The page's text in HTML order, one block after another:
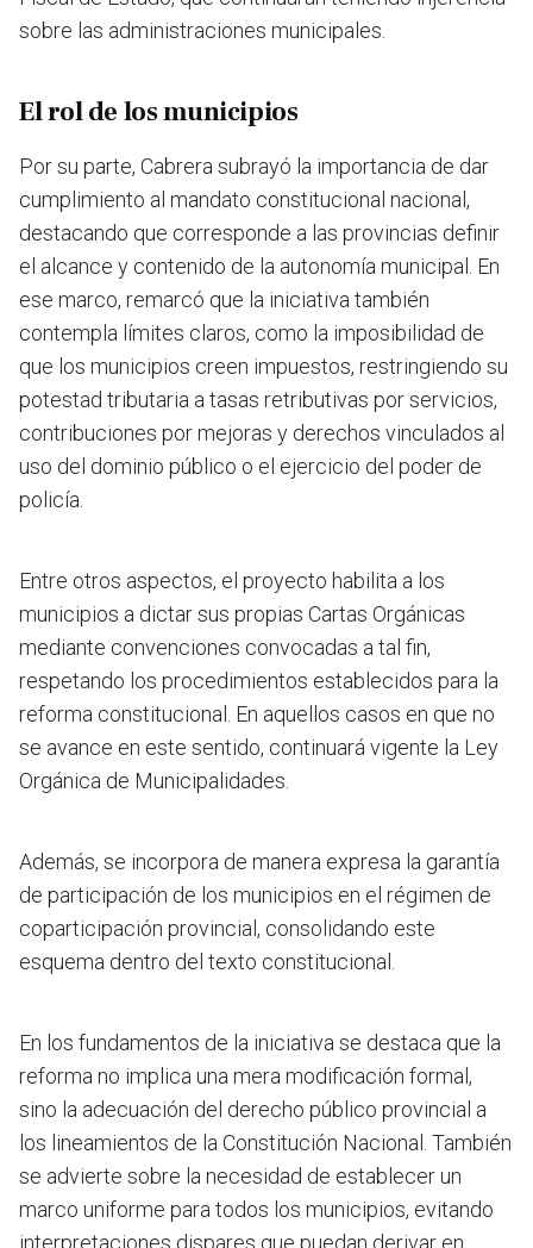
sobre las administraciones municipales.
El rol de los municipios
Por su parte, Cabrera subrayó la importancia de dar
cumplimiento al mandato constitucional nacional,
destacando que corresponde a las provincias definir
el alcance y contenido de la autonomía municipal. En
ese marco, remarcó que la iniciativa también
contempla límites claros, como la imposibilidad de
que los municipios creen impuestos, restringiendo su
potestad tributaria a tasas retributivas por servicios,
contribuciones por mejoras y derechos vinculados al
uso del dominio público o el ejercicio del poder de
policía.
Entre otros aspectos, el proyecto habilita a los
municipios a dictar sus propias Cartas Orgánicas
mediante convenciones convocadas a tal fin,
respetando los procedimientos establecidos para la
reforma constitucional. En aquellos casos en que no
se avance en este sentido, continuará vigente la Ley
Orgánica de Municipalidades.
Además, se incorpora de manera expresa la garantía
de participación de los municipios en el régimen de
coparticipación provincial, consolidando este
esquema dentro del texto constitucional.
En los fundamentos de la iniciativa se destaca que la
reforma no implica una mera modificación formal,
sino la adecuación del derecho público provincial a
los lineamientos de la Constitución Nacional. También
se advierte sobre la necesidad de establecer un
marco uniforme para todos los municipios, evitando
interpretaciones dispares que puedan derivar en